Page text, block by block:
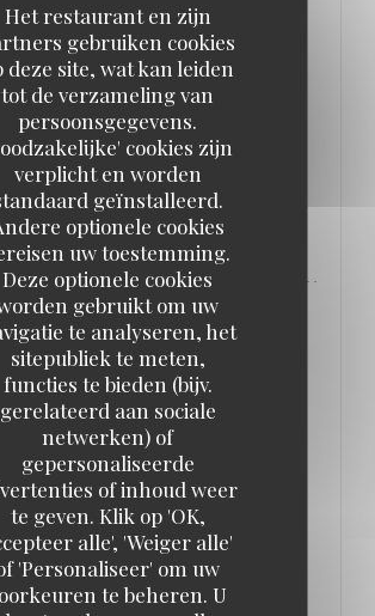
Het restaurant en zijn
gebruiken cookies
deze site, wat kan leiden
tot de verzameling van
persoonsgegevens.
cookies zijn
verplicht en worden
geïnstalleerd.
optionele cookies
uw toestemming.
Deze optionele cookies
gebruikt om uw
te analyseren, het
sitepubliek te meten,
functies te bieden (bijv.
gerelateerd aan sociale
netwerken) of
gepersonaliseerde
of inhoud weer
te geven. Klik op 'OK,
alle', 'Weiger alle'
'Personaliseer' om uw
te beheren. U
: LE BONHOMIQUE OUVRE SES
BOUVRY !
HET ARTIKEL((OPENT IN EEN NIEUW
D'OR DE NOTRE CHEF